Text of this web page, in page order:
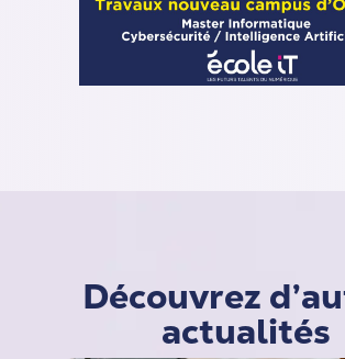
Découvrez
actualités